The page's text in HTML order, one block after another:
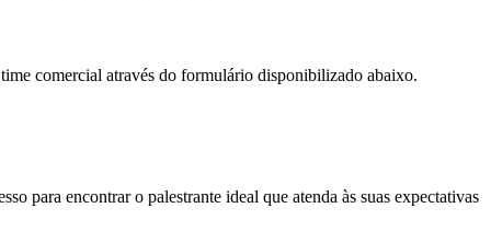
comercial através do formulário disponibilizado abaixo.
para encontrar o palestrante ideal que atenda às suas expectativas